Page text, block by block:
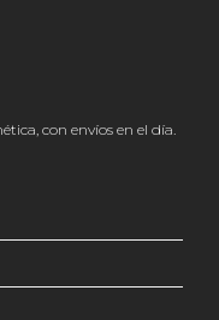
con envíos en el día.